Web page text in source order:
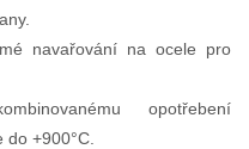
navařování na ocele pro
opotřebení
+900°C.